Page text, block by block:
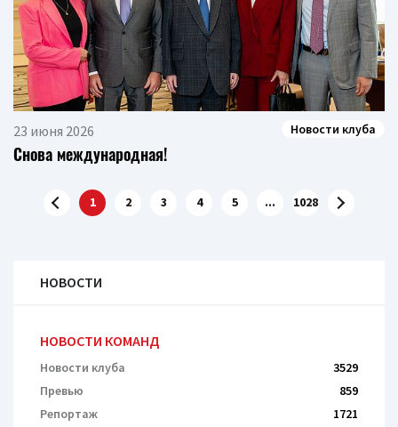
23 июня 2026 Новости клуба
Снова международная!
1 2 3 4 5 ... 1028
НОВОСТИ
НОВОСТИ КОМАНД
Новости клуба
3529
Превью
859
Репортаж
1721